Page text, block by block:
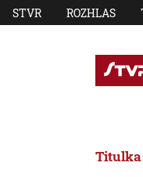
STVR ROZHLAS
Titulka